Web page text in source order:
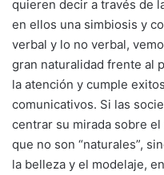
quieren decir a través de
en ellos una simbiosis y
verbal y lo no verbal,
gran naturalidad frente al
la atención y cumple
comunicativos. Si las
centrar su mirada sobre
que no son “naturales”,
la belleza y el modelaje,